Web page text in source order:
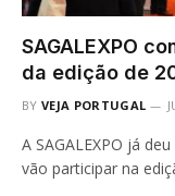
SAGALEXPO
da edição de
BY VEJA PORTUGAL
A SAGALEXPO já
vão participar na